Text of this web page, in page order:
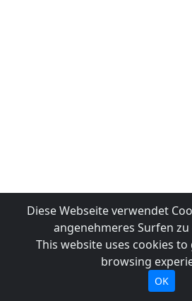
Diese Webseite verwendet
angenehmeres Surfen
This website uses cookies
browsing
OK